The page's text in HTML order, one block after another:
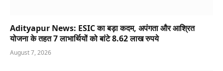
Adityapur News: ESIC का बड़ा कदम, अपंगता और आश्रित
योजना के तहत 7 लाभार्थियों को बांटे 8.62 लाख रुपये
August 7, 2026